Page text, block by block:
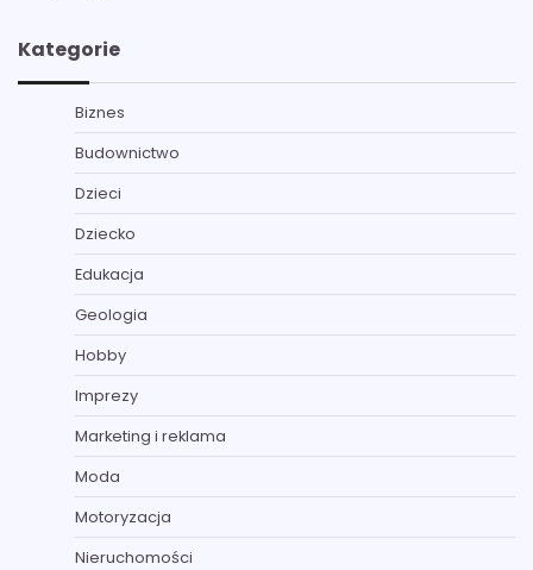
Kategorie
Biznes
Budownictwo
Dzieci
Dziecko
Edukacja
Geologia
Hobby
Imprezy
Marketing i reklama
Moda
Motoryzacja
Nieruchomości